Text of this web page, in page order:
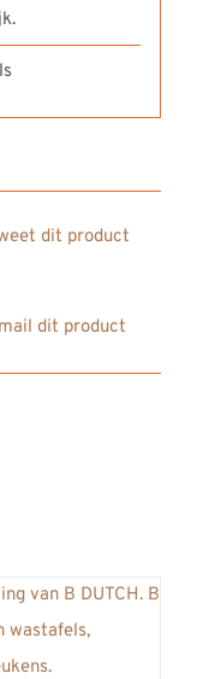
dit product
dit product